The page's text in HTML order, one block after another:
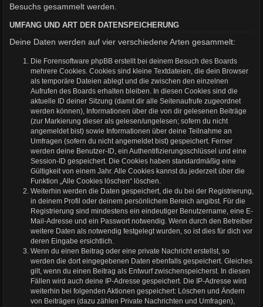
Besuchs gesammelt werden.
UMFANG UND ART DER DATENSPEICHERUNG
Deine Daten werden auf vier verschiedene Arten gesammelt:
Die Forensoftware phpBB erstellt bei deinem Besuch des Boards
mehrere Cookies. Cookies sind kleine Textdateien, die dein Browser
als temporäre Dateien ablegt und die zwischen den einzelnen
Aufrufen des Boards erhalten bleiben. In diesen Cookies sind die
aktuelle ID deiner Sitzung (damit dir alle Seitenaufrufe zugeordnet
werden können), Informationen über die von dir gelesenen Beiträge
(zur Markierung dieser als gelesen/ungelesen; sofern du nicht
angemeldet bist) sowie Informationen über deine Teilnahme an
Umfragen (sofern du nicht angemeldet bist) gespeichert. Ferner
werden deine Benutzer-ID, ein Authentifizierungsschlüssel und eine
Session-ID gespeichert. Die Cookies haben standardmäßig eine
Gültigkeit von einem Jahr. Alle Cookies kannst du jederzeit über die
Funktion „Alle Cookies löschen“ löschen.
Weiterhin werden die Daten gespeichert, die du bei der Registrierung,
in deinem Profil oder deinem persönlichem Bereich angibst. Für die
Registrierung sind mindestens ein eindeutiger Benutzername, eine E-
Mail-Adresse und ein Passwort notwendig. Wenn durch den Betreiber
weitere Daten als notwendig festgelegt wurden, so ist dies für dich vor
deren Eingabe ersichtlich.
Wenn du einen Beitrag oder eine private Nachricht erstellst, so
werden die dort eingegebenen Daten ebenfalls gespeichert. Gleiches
gilt, wenn du einen Beitrag als Entwurf zwischenspeicherst. In diesen
Fällen wird auch deine IP-Adresse gespeichert. Die IP-Adresse wird
weiterhin bei folgenden Aktionen gespeichert: Löschen und Ändern
von Beiträgen (dazu zählen Private Nachrichten und Umfragen),